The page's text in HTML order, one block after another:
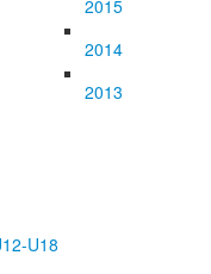
2015
2014
2013
U18